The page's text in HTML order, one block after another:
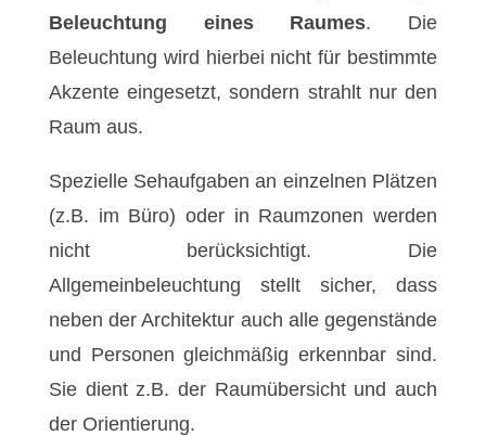
Beleuchtung eines Raumes. Die
Beleuchtung wird hierbei nicht für bestimmte
Akzente eingesetzt, sondern strahlt nur den
Raum aus.
Spezielle Sehaufgaben an einzelnen Plätzen
(z.B. im Büro) oder in Raumzonen werden
nicht berücksichtigt. Die
Allgemeinbeleuchtung stellt sicher, dass
neben der Architektur auch alle gegenstände
und Personen gleichmäßig erkennbar sind.
Sie dient z.B. der Raumübersicht und auch
der Orientierung.